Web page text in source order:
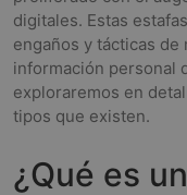
digitales. Estas
engaños y tácticas
información personal
exploraremos en
tipos que existen.
¿Qué es